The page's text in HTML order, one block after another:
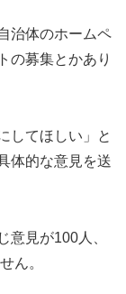
治体のホームペ
の募集とかあり
してほしい」と
体的な意見を送
意見が100人、
ん。